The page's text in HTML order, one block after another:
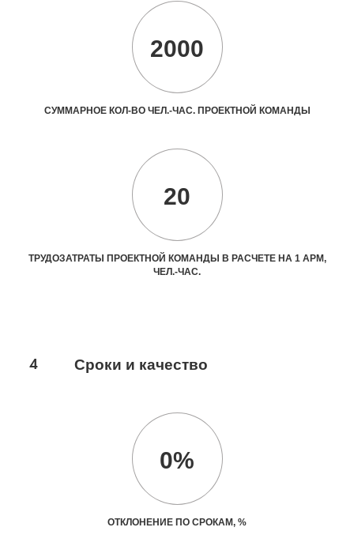
2000
СУММАРНОЕ КОЛ-ВО ЧЕЛ.-ЧАС. ПРОЕКТНОЙ КОМАНДЫ
20
ТРУДОЗАТРАТЫ ПРОЕКТНОЙ КОМАНДЫ В РАСЧЕТЕ НА 1 АРМ,
ЧЕЛ.-ЧАС.
4 Сроки и качество
0%
ОТКЛОНЕНИЕ ПО СРОКАМ, %